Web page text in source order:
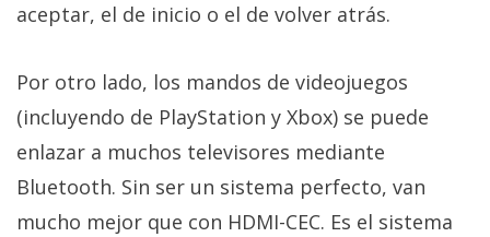
aceptar, el de inicio o el de volver atrás.
Por otro lado, los mandos de videojuegos
(incluyendo de PlayStation y Xbox) se puede
enlazar a muchos televisores mediante
Bluetooth. Sin ser un sistema perfecto, van
mucho mejor que con HDMI-CEC. Es el sistema